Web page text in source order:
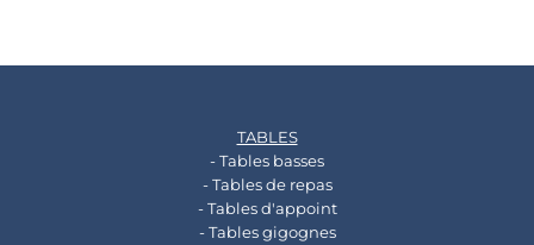
TABLES
- Tables basses
- Tables de repas
- Tables d'appoint
- Tables gigognes